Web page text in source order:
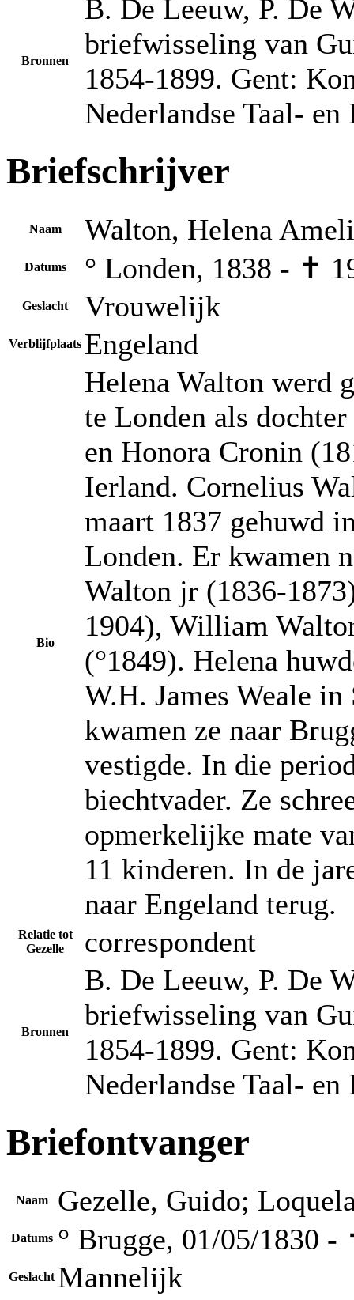
Bronnen
B. De Leeuw, P. De
briefwisseling van
1854-1899. Gent:
Nederlandse Taal-
Briefschrijver
Naam Walton, Helena
Datums ° Londen, 1838 - ✝
Geslacht Vrouwelijk
Verblijfplaats Engeland
Bio
Helena Walton werd
te Londen als
en Honora Cronin
Ierland. Cornelius
maart 1837 gehuwd
Londen. Er kwamen
Walton jr (1836-
1904), William
(°1849). Helena
W.H. James Weale
kwamen ze naar
vestigde. In die
biechtvader. Ze
opmerkelijke mate
11 kinderen. In de
naar Engeland terug.
Relatie tot
Gezelle
correspondent
Bronnen
B. De Leeuw, P. De
briefwisseling van
1854-1899. Gent:
Nederlandse Taal-
Briefontvanger
Naam Gezelle, Guido;
Datums ° Brugge, 01/05/1830
Geslacht Mannelijk